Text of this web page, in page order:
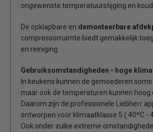
ongewenste temperatuurstijging en
De opklapbare en demonteerbare
compressorruimte biedt gemakkelijk
en reiniging
Gebruiksomstandigheden - hoge
In keukens kunnen de gemoederen
maar ook de temperaturen kunnen hoog
Daarom zijn de professionele Liebherr
ontworpen voor klimaatklasse 5 ( 40ºC -
Ook onder zulke extreme